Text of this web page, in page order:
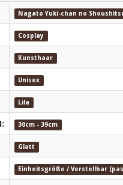
Nagato Yuki-chan no
Cosplay
Kunsthaar
Unisex
Lila
30cm - 39cm
Glatt
Einheitsgröße / Verstellbar